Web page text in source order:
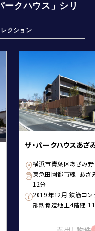
ークハウス」シリ
クション
ザ・パークハウスあざ
横浜市青葉区あざみ野
東急田園都市線「あ
12分
2019年12月 鉄筋コン
部鉄骨造地上4階建